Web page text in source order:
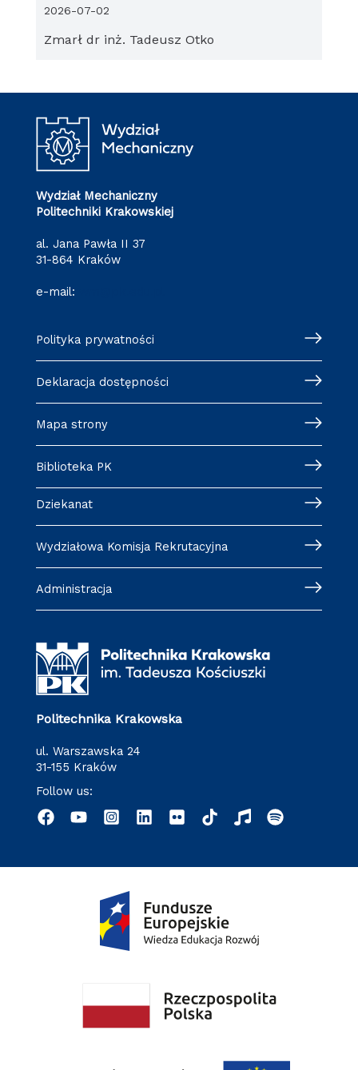
Zmarł dr inż. Tadeusz Otko
2026-07-02
Wydział Mechaniczny
Politechniki Krakowskiej
al. Jana Pawła II 37
31-864 Kraków
e-mail:
Polityka prywatności
Deklaracja dostępności
Mapa strony
Biblioteka PK
Dziekanat
Wydziałowa Komisja Rekrutacyjna
Administracja
Politechnika Krakowska
ul. Warszawska 24
31-155 Kraków
Follow us: